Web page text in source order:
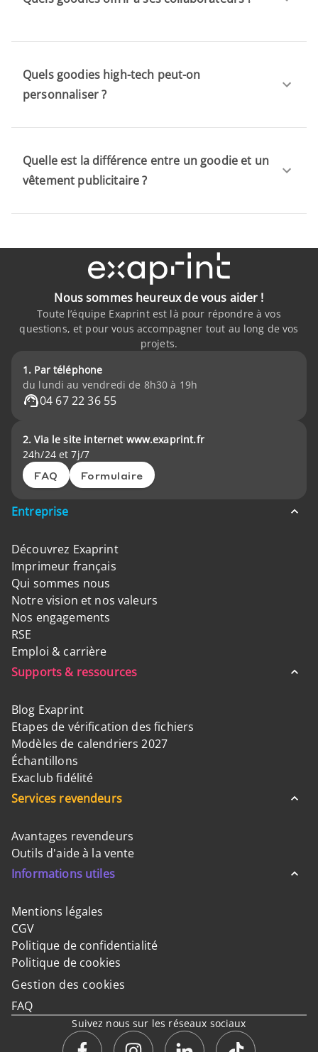
Quels goodies high-tech peut-on
personnaliser ?
Quelle est la différence entre un goodie et un
vêtement publicitaire ?
Nous sommes heureux de vous aider !
Toute l’équipe Exaprint est là pour répondre à vos
questions, et pour vous accompagner tout au long de vos
projets.
1. Par téléphone
du lundi au vendredi de 8h30 à 19h
04 67 22 36 55
2. Via le site internet www.exaprint.fr
24h/24 et 7j/7
FAQ Formulaire
Entreprise
Découvrez Exaprint
Imprimeur français
Qui sommes nous
Notre vision et nos valeurs
Nos engagements
RSE
Emploi & carrière
Supports & ressources
Blog Exaprint
Etapes de vérification des fichiers
Modèles de calendriers 2027
Échantillons
Exaclub fidélité
Services revendeurs
Avantages revendeurs
Outils d'aide à la vente
Informations utiles
Mentions légales
CGV
Politique de confidentialité
Politique de cookies
Gestion des cookies
FAQ
Suivez nous sur les réseaux sociaux